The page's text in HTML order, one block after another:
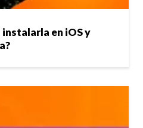
instalarla en iOS y